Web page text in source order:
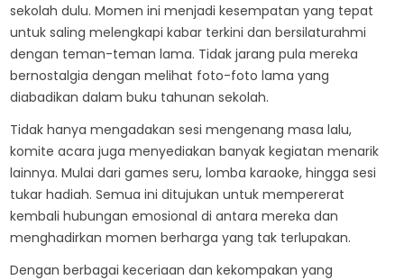
sekolah dulu. Momen ini menjadi kesempatan yang tepat
untuk saling melengkapi kabar terkini dan bersilaturahmi
dengan teman-teman lama. Tidak jarang pula mereka
bernostalgia dengan melihat foto-foto lama yang
diabadikan dalam buku tahunan sekolah.
Tidak hanya mengadakan sesi mengenang masa lalu,
komite acara juga menyediakan banyak kegiatan menarik
lainnya. Mulai dari games seru, lomba karaoke, hingga sesi
tukar hadiah. Semua ini ditujukan untuk mempererat
kembali hubungan emosional di antara mereka dan
menghadirkan momen berharga yang tak terlupakan.
Dengan berbagai keceriaan dan kekompakan yang